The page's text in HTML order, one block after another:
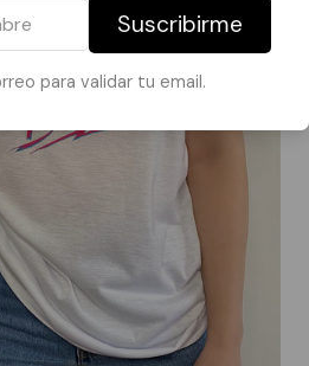
Suscribirme
para validar tu email.